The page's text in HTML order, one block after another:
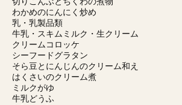
わかめのにんにく炒め
乳・乳製品類
牛乳・スキムミルク・生クリーム
クリームコロッケ
シーフードグラタン
そら豆とにんじんのクリーム和え
はくさいのクリーム煮
ミルクがゆ
牛乳どうふ